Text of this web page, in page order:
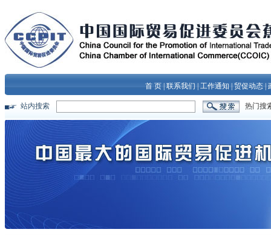
首 页 联系我们 工作通知 贸促动态
站内搜索 热门搜